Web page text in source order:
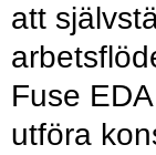
att
Fuse
utföra